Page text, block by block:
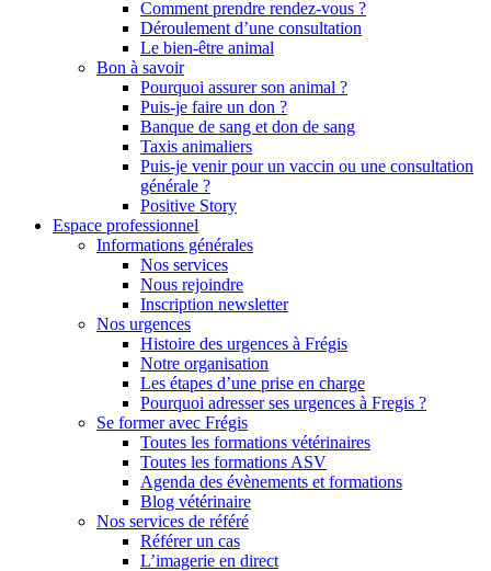
Comment prendre rendez-vous ?
Déroulement d’une consultation
Le bien-être animal
Bon à savoir
Pourquoi assurer son animal ?
Puis-je faire un don ?
Banque de sang et don de sang
Taxis animaliers
Puis-je venir pour un vaccin ou une consultation
générale ?
Positive Story
Espace professionnel
Informations générales
Nos services
Nous rejoindre
Inscription newsletter
Nos urgences
Histoire des urgences à Frégis
Notre organisation
Les étapes d’une prise en charge
Pourquoi adresser ses urgences à Fregis ?
Se former avec Frégis
Toutes les formations vétérinaires
Toutes les formations ASV
Agenda des évènements et formations
Blog vétérinaire
Nos services de référé
Référer un cas
L’imagerie en direct